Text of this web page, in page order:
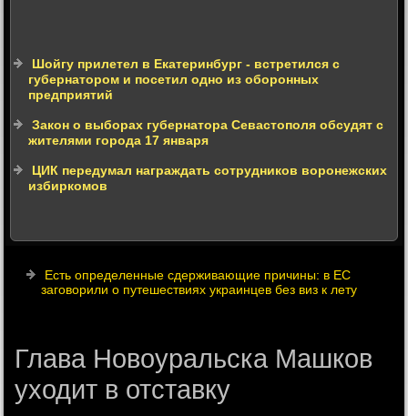
Шойгу прилетел в Екатеринбург - встретился с
губернатором и посетил одно из оборонных
предприятий
Закон о выборах губернатора Севастополя обсудят с
жителями города 17 января
ЦИК передумал награждать сотрудников воронежских
избиркомов
Есть определенные сдерживающие причины: в ЕС
заговорили о путешествиях украинцев без виз к лету
Глава Новоуральска Машков
уходит в отставку